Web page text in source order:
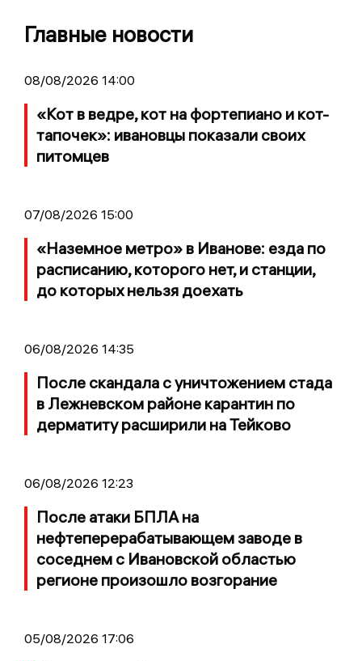
Главные новости
08/08/2026 14:00
«Кот в ведре, кот на фортепиано и кот-
тапочек»: ивановцы показали своих
питомцев
07/08/2026 15:00
«Наземное метро» в Иванове: езда по
расписанию, которого нет, и станции,
до которых нельзя доехать
06/08/2026 14:35
После скандала с уничтожением стада
в Лежневском районе карантин по
дерматиту расширили на Тейково
06/08/2026 12:23
После атаки БПЛА на
нефтеперерабатывающем заводе в
соседнем с Ивановской областью
регионе произошло возгорание
05/08/2026 17:06